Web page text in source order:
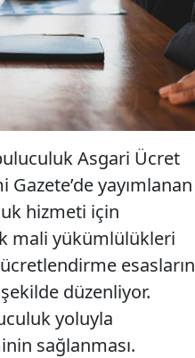
Asgari Ücret
yayımlanan
hizmeti için
mali yükümlülükleri
düzenliyor.
yoluyla
sağlanması.